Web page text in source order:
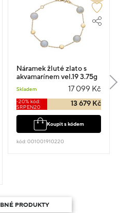
Náramek žluté zlato s
akvamarínem vel.19 3.75g
Skladem 17 099 Kč
-20% kód:
SRPEN20
13 679 Kč
Koupit s kódem
kód: 001001910220
PRODUKTY